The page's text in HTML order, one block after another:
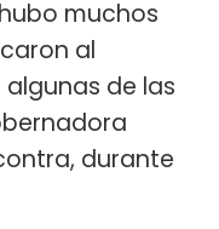
muchos
al
de las
durante